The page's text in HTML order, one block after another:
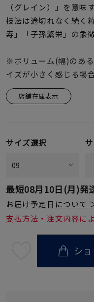
メンズ
リングサイズ
価格 ¥0
（グレイン）」を意味
技法は途切れなく続く
寿」「子孫繁栄」の象
※ボリューム(幅)のあ
イズが小さく感じる場
店舗在庫表示
サイズ選択
最短08月10日(月)発
お届け予定日について
支払方法・注文内容に
08
シ